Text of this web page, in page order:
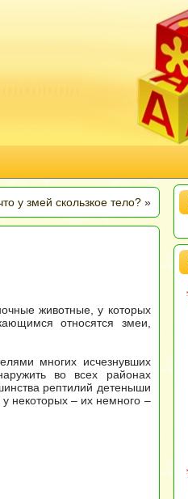
у змей скользкое тело?»
животные, у которых
относятся змеи,
многих исчезнувших
во всех районах
рептилий детеныши
некоторых – их немного –